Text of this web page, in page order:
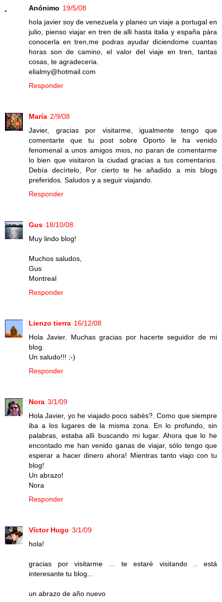
Anónimo 19/5/08
hola javier soy de venezuela y planeo un viaje a portugal en
julio, pienso viajar en tren de alli hasta italia y españa pàra
conocerla en tren,me podras ayudar diciendome cuantas
horas son de camino, el valor del viaje en tren, tantas
cosas, te agradeceria.
elialmy@hotmail.com
Responder
María 2/9/08
Javier, gracias por visitarme, igualmente tengo que
comentarte que tu post sobre Oporto le ha venido
fenomenal a unos amigos mios, no paran de comentarme
lo bien que visitaron la ciudad gracias a tus comentarios.
Debía decírtelo, Por cierto te he añadido a mis blogs
preferidos. Saludos y a seguir viajando.
Responder
Gus 18/10/08
Muy lindo blog!
Muchos saludos,
Gus
Montreal
Responder
Lienzo tierra 16/12/08
Hola Javier. Muchas gracias por hacerte seguidor de mi
blog.
Un saludo!!! ;-)
Responder
Nora 3/1/09
Hola Javier, yo he viajado poco sabès?. Como que siempre
iba a los lugares de la misma zona. En lo profundo, sin
palabras, estaba allí buscando mi lugar. Ahora que lo he
encontado me han venido ganas de viajar, sólo tengo que
esperar a hacer dinero ahora! Mientras tanto viajo con tu
blog!
Un abrazo!
Nora
Responder
Víctor Hugo 3/1/09
hola!
gracias por visitarme ... te estaré visitando .. está
interesante tu blog...
un abrazo de año nuevo